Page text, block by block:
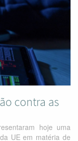
contra as
hoje uma
UE em matéria de